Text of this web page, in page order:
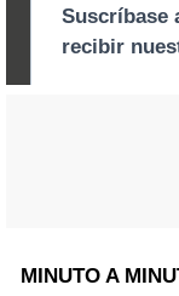
MINUTO A